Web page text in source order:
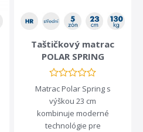
Taštičkový matrac
POLAR SPRING
Matrac Polar Spring s
výškou 23 cm
kombinuje moderné
technológie pre